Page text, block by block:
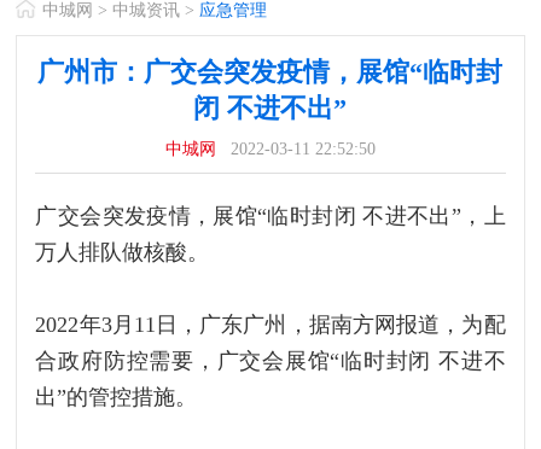
中城网 > 中城资讯 > 应急管理
广州市：广交会突发疫情，展馆“临时封
闭 不进不出”
中城网 2022-03-11 22:52:50
广交会突发疫情，展馆“临时封闭 不进不出”，上
万人排队做核酸。
2022年3月11日，广东广州，据南方网报道，为配
合政府防控需要，广交会展馆“临时封闭 不进不
出”的管控措施。